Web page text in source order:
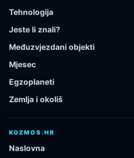
Tehnologija
Jeste li znali?
Međuzvjezdani objekti
Mjesec
Egzoplaneti
Zemlja i okoliš
KOZMOS.HR
Naslovna